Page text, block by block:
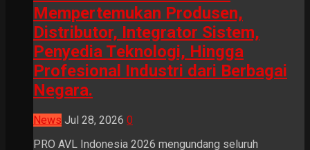
Mempertemukan Produsen,
Distributor, Integrator Sistem,
Penyedia Teknologi, Hingga
Profesional Industri dari Berbagai
Negara.
News Jul 28, 2026 0
PRO AVL Indonesia 2026 mengundang seluruh